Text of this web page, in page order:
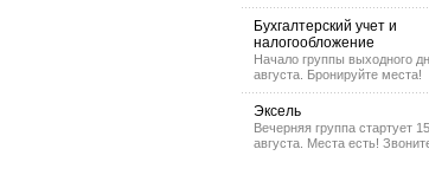
Бухгалтерский учет и
налогообложение
Начало группы выходного
августа. Бронируйте места!
Эксель
Вечерняя группа стартует 15
августа. Места есть!